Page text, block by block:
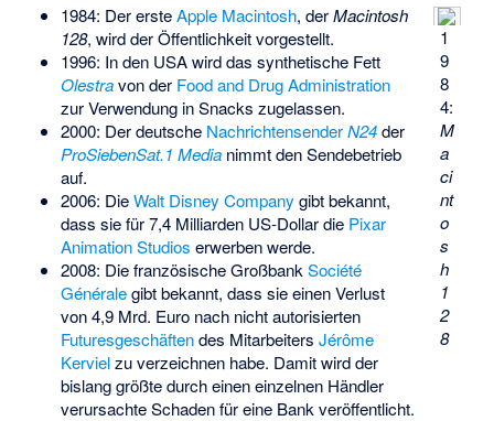
1
9
8
4:
M
a
ci
nt
o
s
h
1
2
8
1984: Der ersteApple Macintosh, derMacintosh
128, wird der Öffentlichkeit vorgestellt.
1996: In den USA wird das synthetische Fett
Olestravon der Food and Drug Administration
zur Verwendung in Snacks zugelassen.
2000: Der deutsche Nachrichtensender N24der
ProSiebenSat.1 Medianimmt den Sendebetrieb
auf.
2006: DieWalt Disney Company gibt bekannt,
dass sie für 7,4 Milliarden US-Dollar die Pixar
Animation Studios erwerben werde.
2008: Die französische Großbank Société
Généralegibt bekannt, dass sie einen Verlust
von 4,9 Mrd. Euro nach nicht autorisierten
Futuresgeschäftendes Mitarbeiters Jérôme
Kervielzu verzeichnen habe. Damit wird der
bislang größte durch einen einzelnen Händler
verursachte Schaden für eine Bank veröffentlicht.